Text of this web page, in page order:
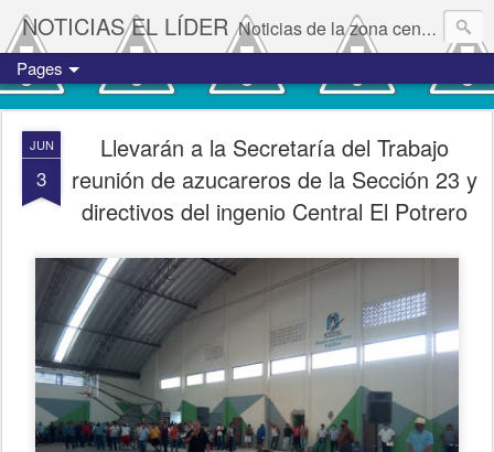
NOTICIAS EL LÍDER Noticias de la zona centro del estado de Veracruz.
Pages
JUN
3
Llevarán a la Secretaría del Trabajo
reunión de azucareros de la Sección 23 y
directivos del ingenio Central El Potrero